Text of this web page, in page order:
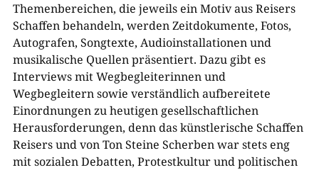
Themenbereichen, die jeweils ein Motiv aus Reisers
Schaffen behandeln, werden Zeitdokumente, Fotos,
Autografen, Songtexte, Audioinstallationen und
musikalische Quellen präsentiert. Dazu gibt es
Interviews mit Wegbegleiterinnen und
Wegbegleitern sowie verständlich aufbereitete
Einordnungen zu heutigen gesellschaftlichen
Herausforderungen, denn das künstlerische Schaffen
Reisers und von Ton Steine Scherben war stets eng
mit sozialen Debatten, Protestkultur und politischen